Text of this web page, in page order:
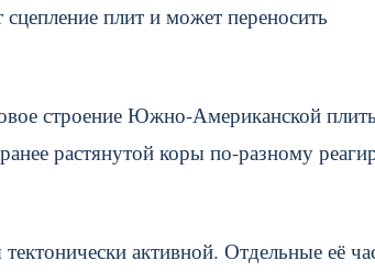
плит и может переносить
строение Южно-Американской
растянутой коры по-разному
активной. Отдельные её